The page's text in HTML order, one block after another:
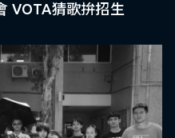
VOTA猜歌拚招生